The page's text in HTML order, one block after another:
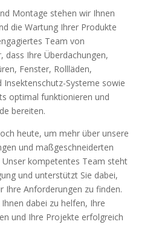
Montage stehen wir Ihnen
die Wartung Ihrer Produkte
Team von
dass Ihre Überdachungen,
Fenster, Rollläden,
Insektenschutz-Systeme sowie
optimal funktionieren und
bereiten.
heute, um mehr über unsere
und maßgeschneiderten
kompetentes Team steht
und unterstützt Sie dabei,
Ihre Anforderungen zu finden.
dabei zu helfen, Ihre
und Ihre Projekte erfolgreich